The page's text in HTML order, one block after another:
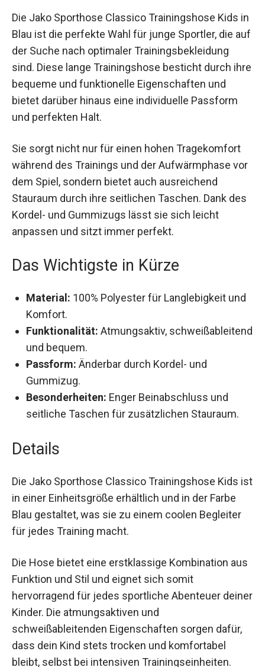
in Blau ist die perfekte Wahl für junge Sportler, die
auf der Suche nach optimaler
Trainingsbekleidung sind. Diese lange
Trainingshose besticht durch ihre bequeme und
funktionelle Eigenschaften und bietet darüber
hinaus eine individuelle Passform und perfekten
Halt.
Sie sorgt nicht nur für einen hohen Tragekomfort
während des Trainings und der Aufwärmphase
vor dem Spiel, sondern bietet auch ausreichend
Stauraum durch ihre seitlichen Taschen. Dank
des Kordel- und Gummizugs lässt sie sich leicht
anpassen und sitzt immer perfekt.
Das Wichtigste in Kürze
Material: 100% Polyester für Langlebigkeit
und Komfort.
Funktionalität: Atmungsaktiv,
schweißableitend und bequem.
Passform: Änderbar durch Kordel- und
Gummizug.
Besonderheiten: Enger Beinabschluss und
seitliche Taschen für zusätzlichen Stauraum.
Details
Die Jako Sporthose Classico Trainingshose Kids
ist in einer Einheitsgröße erhältlich und in der
Farbe Blau gestaltet, was sie zu einem coolen
Begleiter für jedes Training macht.
Die Hose bietet eine erstklassige Kombination
aus Funktion und Stil und eignet sich somit
hervorragend für jedes sportliche Abenteuer
deiner Kinder. Die atmungsaktiven und
schweißableitenden Eigenschaften sorgen dafür,
dass dein Kind stets trocken und komfortabel